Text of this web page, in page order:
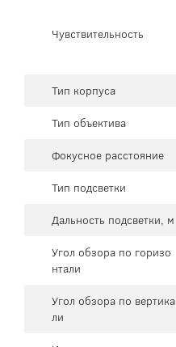
Чувствительность
Тип корпуса
Тип объектива
Фокусное расстояние
Тип подсветки
Дальность подсветки, м
Угол обзора по горизо
нтали
Угол обзора по вертика
ли